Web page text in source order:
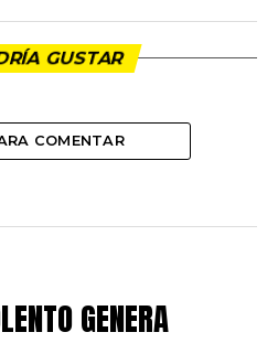
GUSTAR
COMENTAR
GENERA